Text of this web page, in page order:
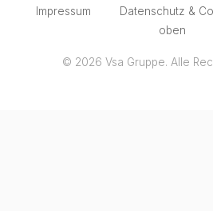
Impressum Datenschutz &
oben
© 2026 Vsa Gruppe. Alle